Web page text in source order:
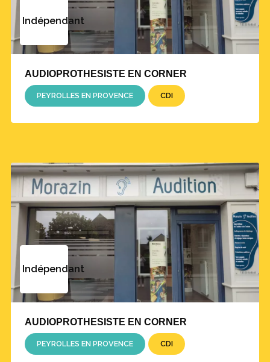
Indépendant
AUDIOPROTHESISTE EN CORNER
PEYROLLES EN PROVENCE CDI
Indépendant
AUDIOPROTHESISTE EN CORNER
PEYROLLES EN PROVENCE CDI